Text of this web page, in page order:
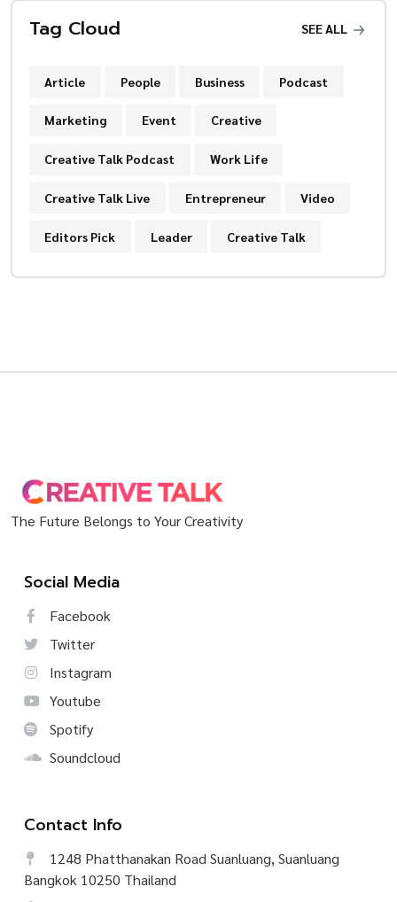
Tag Cloud SEE ALL
Article People Business Podcast
Marketing Event Creative
Creative Talk Podcast Work Life
Creative Talk Live Entrepreneur Video
Editors Pick Leader Creative Talk
The Future Belongs to Your Creativity
Social Media
Facebook
Twitter
Instagram
Youtube
Spotify
Soundcloud
Contact Info
1248 Phatthanakan Road Suanluang, Suanluang
Bangkok 10250 Thailand